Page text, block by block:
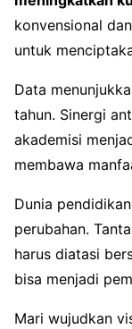
konvensional
untuk
Data
tahun. Sinergi
akademisi
membawa
Dunia
perubahan.
harus diatasi
bisa menjadi
Mari wujudkan